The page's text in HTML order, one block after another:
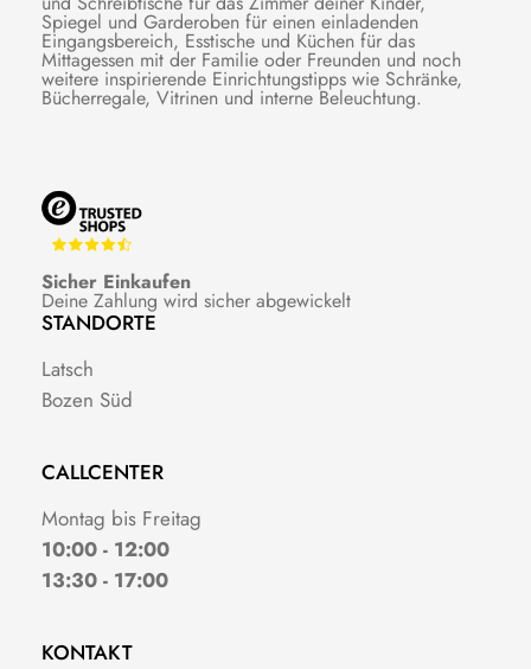
Spiegel und Garderoben für einen einladenden
Eingangsbereich, Esstische und Küchen für das
Mittagessen mit der Familie oder Freunden und noch
weitere inspirierende Einrichtungstipps wie Schränke,
Bücherregale, Vitrinen und interne Beleuchtung.
Sicher Einkaufen
Deine Zahlung wird sicher abgewickelt
STANDORTE
Latsch
Bozen Süd
CALLCENTER
Montag bis Freitag
10:00 - 12:00
13:30 - 17:00
KONTAKT